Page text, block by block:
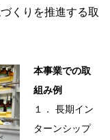
くりを推進する取
本事業での取
組み例
１． 長期イン
ターンシップ